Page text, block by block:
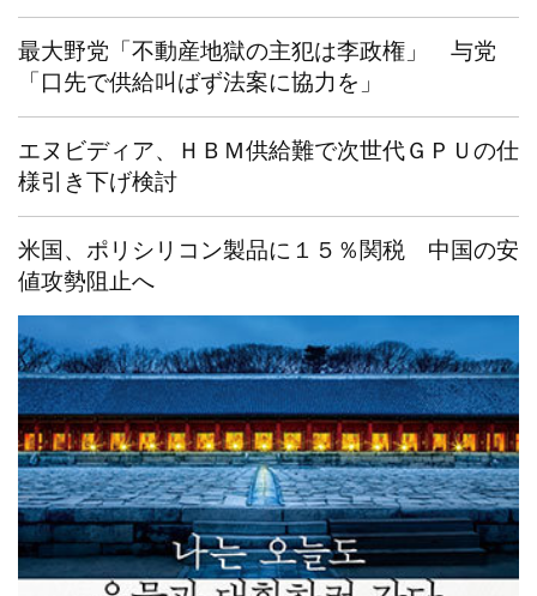
最大野党「不動産地獄の主犯は李政権」 与党
「口先で供給叫ばず法案に協力を」
エヌビディア、ＨＢＭ供給難で次世代ＧＰＵの仕
様引き下げ検討
米国、ポリシリコン製品に１５％関税 中国の安
値攻勢阻止へ